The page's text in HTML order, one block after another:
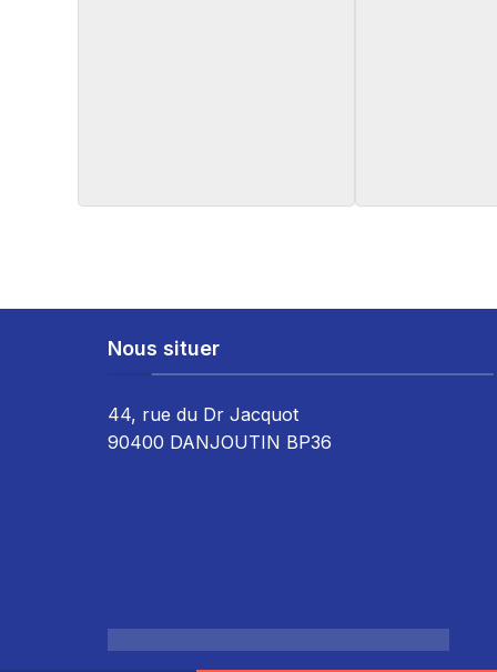
Nous situer
44, rue du Dr Jacquot
90400 DANJOUTIN BP36